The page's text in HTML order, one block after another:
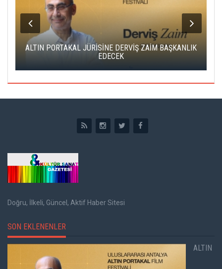
ALTIN PORTAKAL JÜRİSİNE DERVİŞ ZAİM BAŞKANLIK
EDECEK
Doğru, İlkeli, Güncel, Aktif Haber Sitesi
SON EKLENENLER
ALTIN